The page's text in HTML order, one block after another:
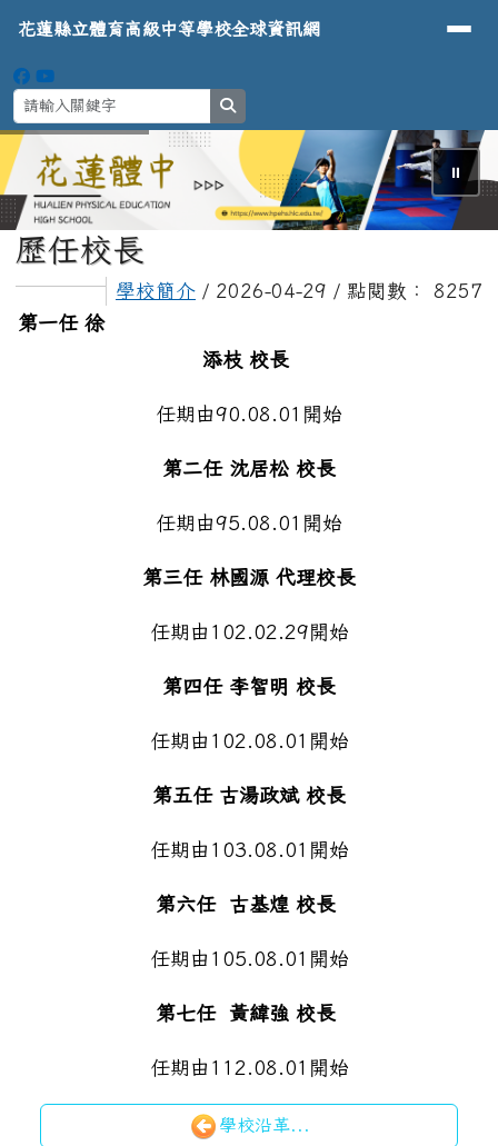
花蓮縣立體育高級中等學校全球資
導覽列
花蓮縣立體育高級中等學校全球資訊網
⏸
主內容區域
歷任校長
學校簡介 / 2026-04-29 / 點閱數： 8257
第一任 徐
添枝 校長
任期由90.08.01開始
第二任 沈居松 校長
任期由95.08.01開始
第三任 林國源 代理校長
任期由102.02.29開始
第四任 李智明 校長
任期由102.08.01開始
第五任 古湯政斌 校長
任期由103.08.01開始
第六任 古基煌 校長
任期由105.08.01開始
第七任 黃緯強 校長
任期由112.08.01開始
學校沿革...
頁尾區域